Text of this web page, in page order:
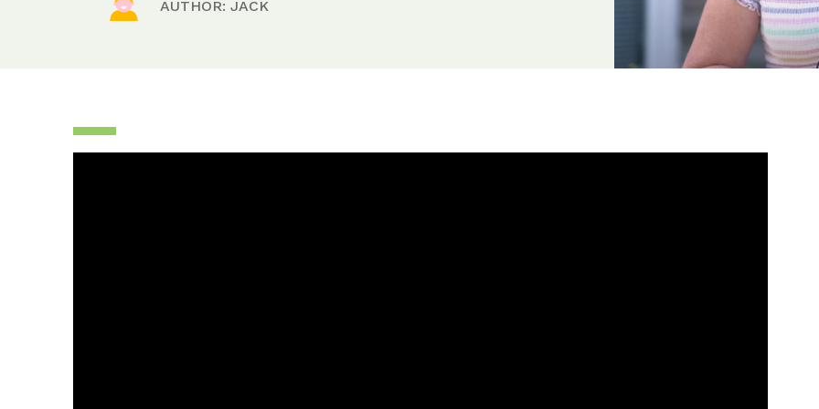
AUTHOR: JACK